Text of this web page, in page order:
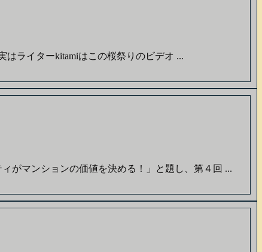
ライターkitamiはこの桜祭りのビデオ ...
がマンションの価値を決める！」と題し、第４回 ...